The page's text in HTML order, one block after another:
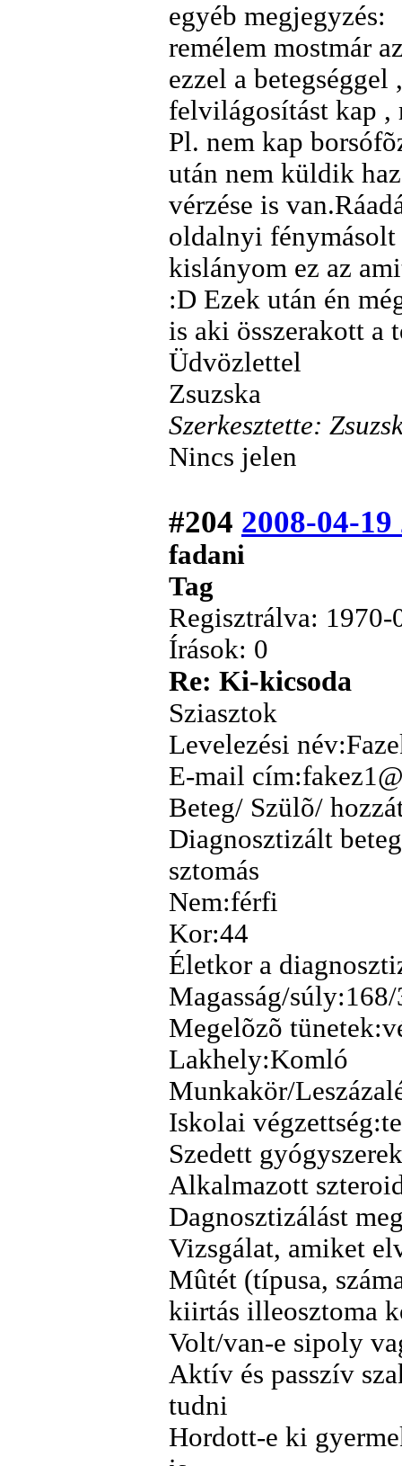
egyéb megjegyzés:
remélem mostmár
ezzel a
felvilágosítást kap
Pl. nem kap
után nem küldik
vérzése is
oldalnyi fénymásolt
kislányom ez az
:D Ezek után én
is aki összerakott a
Üdvözlettel
Zsuzska
Szerkesztette:
Nincs jelen
#204 2008-04-19
fadani
Tag
Regisztrálva: 1970-
Írások: 0
Re: Ki-kicsoda
Sziasztok
Levelezési
E-mail
Beteg/ Szülõ/
Diagnosztizált
sztomás
Nem:férfi
Kor:44
Életkor a
Magasság/
Megelõzõ
Lakhely:Komló
Munkakör/
Iskolai
Szedett
Alkalmazott
Dagnosztizálást
Vizsgálat, amiket
Mûtét (típusa,
kiirtás illeosztoma
Volt/van-e sipoly
Aktív és passzív
tudni
Hordott-e ki